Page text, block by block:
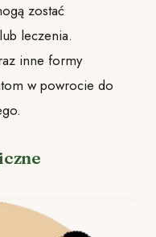
zostać
leczenia.
inne formy
w powrocie do